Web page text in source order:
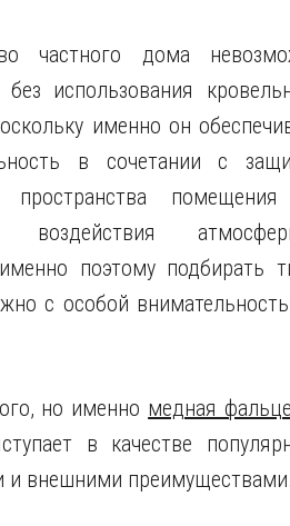
частного дома
без использования
именно он
в сочетании с
пространства
воздействия
поэтому подбирать
с особой
но именно медная
в качестве
и внешними преимуществами.